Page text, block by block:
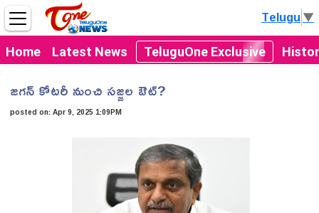
Home Latest News TeluguOne Exclusive
Telugu▼
జగన్ కోటరీ నుంచి సజ్జల ఔట్?
posted on:Apr 9, 2025 1:09PM